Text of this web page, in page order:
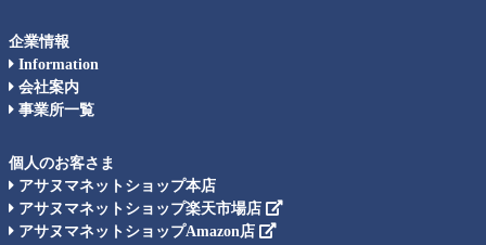
企業情報
Information
会社案内
事業所一覧
個人のお客さま
アサヌマネットショップ本店
アサヌマネットショップ楽天市場店
アサヌマネットショップAmazon店